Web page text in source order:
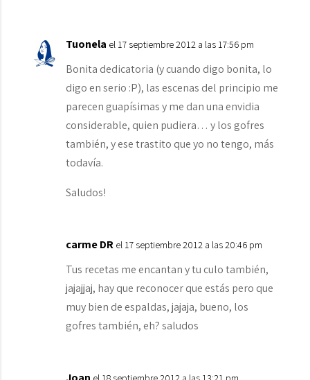
Tuonela el 17 septiembre 2012 a las 17:56 pm
Bonita dedicatoria (y cuando digo bonita, lo
digo en serio :P), las escenas del principio me
parecen guapísimas y me dan una envidia
considerable, quien pudiera… y los gofres
también, y ese trastito que yo no tengo, más
todavía.
Saludos!
carme DR el 17 septiembre 2012 a las 20:46 pm
Tus recetas me encantan y tu culo también,
jajajjaj, hay que reconocer que estás pero que
muy bien de espaldas, jajaja, bueno, los
gofres también, eh? saludos